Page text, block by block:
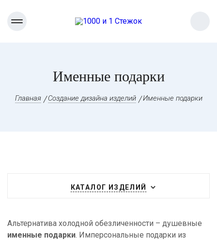
Именные подарки
Главная Создание дизайна изделий Именные подарки
КАТАЛОГ ИЗДЕЛИЙ
Альтернатива холодной обезличенности – душевные
именные подарки. Имперсональные подарки из